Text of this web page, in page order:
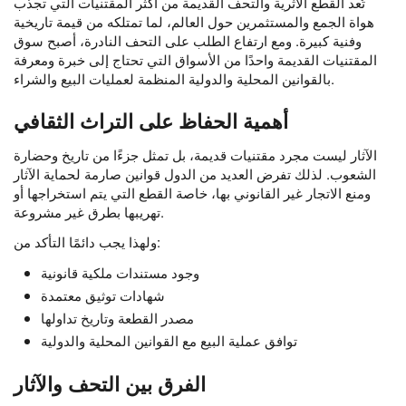
هواة الجمع والمستثمرين حول العالم، لما تمتلكه من قيمة تاريخية
وفنية كبيرة. ومع ارتفاع الطلب على التحف النادرة، أصبح سوق
المقتنيات القديمة واحدًا من الأسواق التي تحتاج إلى خبرة ومعرفة
بالقوانين المحلية والدولية المنظمة لعمليات البيع والشراء.
أهمية الحفاظ على التراث الثقافي
الآثار ليست مجرد مقتنيات قديمة، بل تمثل جزءًا من تاريخ وحضارة
الشعوب. لذلك تفرض العديد من الدول قوانين صارمة لحماية الآثار
ومنع الاتجار غير القانوني بها، خاصة القطع التي يتم استخراجها أو
تهريبها بطرق غير مشروعة.
ولهذا يجب دائمًا التأكد من:
وجود مستندات ملكية قانونية
شهادات توثيق معتمدة
مصدر القطعة وتاريخ تداولها
توافق عملية البيع مع القوانين المحلية والدولية
الفرق بين التحف والآثار